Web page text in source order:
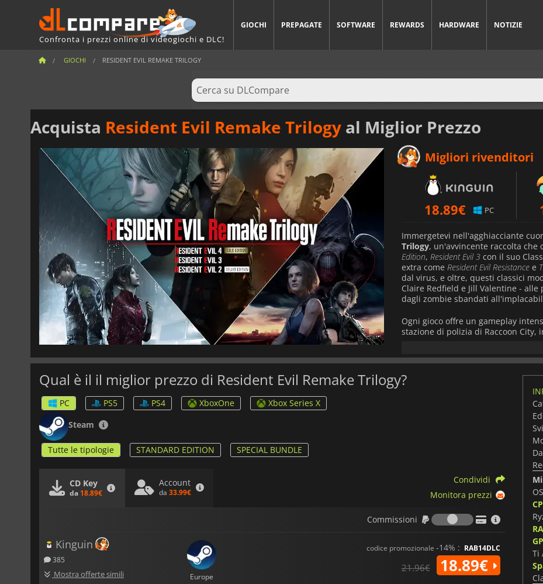
Confronta i prezzi online di videogiochi e DLC!
GIOCHI PREPAGATE SOFTWARE REWARDS HARDWARE NOTIZIE
GIOCHI RESIDENT EVIL REMAKE TRILOGY
Acquista Resident Evil Remake Trilogy al Miglior Prezzo
Migliori rivenditori
18.89€ PC
Immergetevi nell'agghiacciante
Trilogy, un'avvincente raccolta
Edition, Resident Evil 3 con il suo
extra come Resident Evil Resistance e
dal virus, e oltre, questi classici
Claire Redfield e Jill Valentine -
dagli zombie sbandati
Ogni gioco offre un gameplay
stazione di polizia di Raccoon City,
scarse munizioni con precisione
contrapponendo Jill a Nemesis in
l'aggiunta di costumi che
incubo rurale, mescolando
salva la figlia del Presidente, con
,
sfida di sopravvivenza a punteggio.
Alimentata dal RE Engine di
corridoi intrisi di sangue agli
ossessionanti. Con campagne
armi (ad esempio, Samurai
offre una saga al
ridefinendo un franchise
Qual è il il miglior prezzo di Resident Evil Remake Trilogy?
PC PS5 PS4 XboxOne
Xbox Series X
Steam
Tutte le tipologie STANDARD EDITION SPECIAL BUNDLE
CD Key
da 18.89€
Account
da 33.99€
Condividi
Monitora prezzi
Commissioni
Commissioni
Kinguin
385
Mostra offerte simili Europe
codice promozionale -14% : RAB14DLC
21.96€ 18.89€
Ti